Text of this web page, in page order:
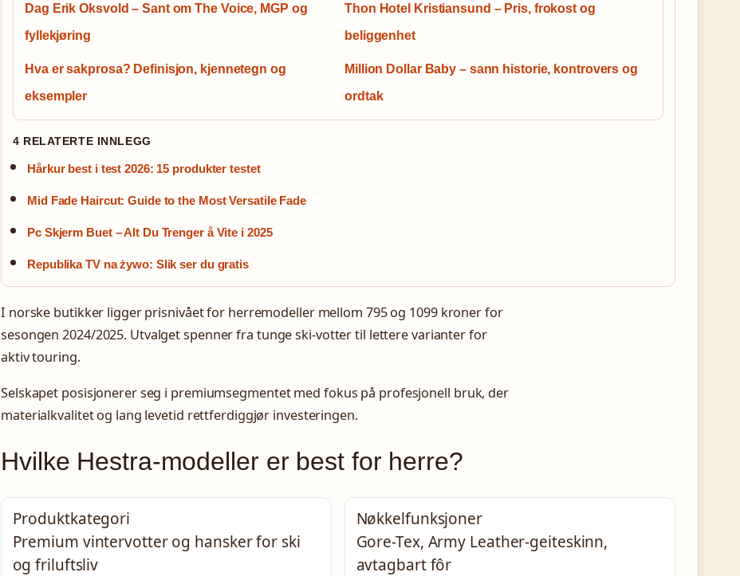
Dag Erik Oksvold – Sant om The Voice, MGP og
fyllekjøring
Thon Hotel Kristiansund – Pris, frokost og
beliggenhet
Hva er sakprosa? Definisjon, kjennetegn og
eksempler
Million Dollar Baby – sann historie, kontrovers og
ordtak
4 RELATERTE INNLEGG
Hårkur best i test 2026: 15 produkter testet
Mid Fade Haircut: Guide to the Most Versatile Fade
Pc Skjerm Buet – Alt Du Trenger å Vite i 2025
Republika TV na żywo: Slik ser du gratis
I norske butikker ligger prisnivået for herremodeller mellom 795 og 1099 kroner for
sesongen 2024/2025. Utvalget spenner fra tunge ski-votter til lettere varianter for
aktiv touring.
Selskapet posisjonerer seg i premiumsegmentet med fokus på profesjonell bruk, der
materialkvalitet og lang levetid rettferdiggjør investeringen.
Hvilke Hestra-modeller er best for herre?
Produktkategori
Premium vintervotter og hansker for ski
og friluftsliv
Nøkkelfunksjoner
Gore-Tex, Army Leather-geiteskinn,
avtagbart fôr